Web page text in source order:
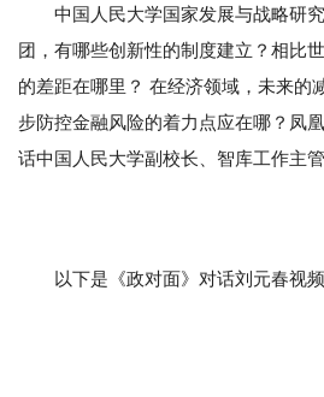
中国人民大学国家发展与战略研
团，有哪些创新性的制度建立？相比
的差距在哪里？ 在经济领域，未来的
步防控金融风险的着力点应在哪？凤
话中国人民大学副校长、智库工作主
以下是《政对面》对话刘元春视